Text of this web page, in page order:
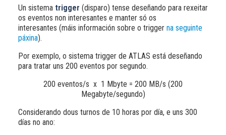
Un sistema trigger (disparo) tense deseñando para rexeitar
os eventos non interesantes e manter só os
interesantes (máis información sobre o trigger na seguinte
páxina).
Por exemplo, o sistema trigger de ATLAS está deseñando
para tratar uns 200 eventos por segundo.
200 eventos/s x 1 Mbyte = 200 MB/s (200
Megabyte/segundo)
Considerando dous turnos de 10 horas por día, e uns 300
días no ano: